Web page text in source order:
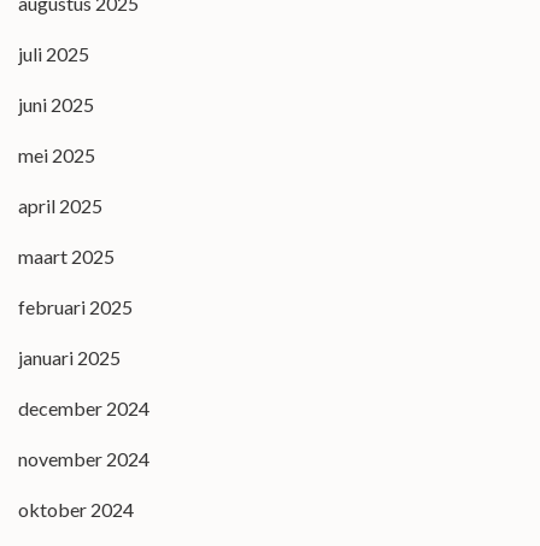
juli 2025
juni 2025
mei 2025
april 2025
maart 2025
februari 2025
januari 2025
december 2024
november 2024
oktober 2024